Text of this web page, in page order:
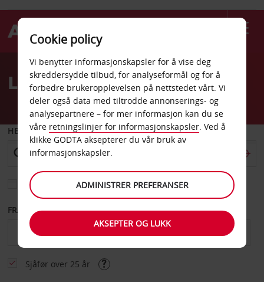
Welcome
AvisLeiebil Simons Island
HENT FRA
Velg et annet leveringssted
FRA DATO TIL DATO
Sjåfør over 25 år
Cookie policy
Vi benytter informasjonskapsler for å vise deg
skreddersydde tilbud, for analyseformål og for å
forbedre brukeropplevelsen på nettstedet vårt. Vi
deler også data med tiltrodde annonserings- og
analysepartnere – for mer informasjon kan du se
våre retningslinjer for informasjonskapsler. Ved å
klikke GODTA aksepterer du vår bruk av
informasjonskapsler.
ADMINISTRER PREFERANSER
AKSEPTER OG LUKK